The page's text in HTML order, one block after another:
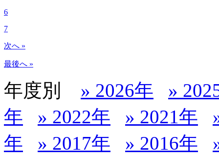
6
7
次へ »
最後へ »
年度別 » 2026年
»
年
» 2022年 » 2021年
年
» 2017年 » 2016年